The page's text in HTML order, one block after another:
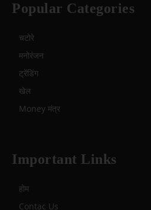
Popular Categories
चटोरे
मनोरंजन
ट्रेंडिंग
खेल
Money मंत्र
Important Links
होम
Contac Us